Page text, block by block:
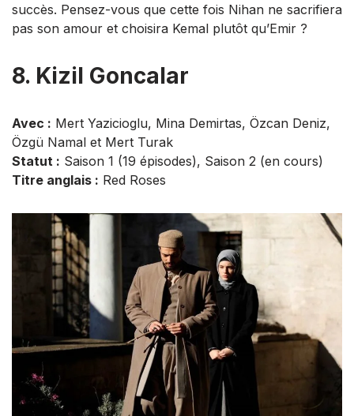
succès. Pensez-vous que cette fois Nihan ne sacrifiera
pas son amour et choisira Kemal plutôt qu’Emir ?
8. Kizil Goncalar
Avec : Mert Yazicioglu, Mina Demirtas, Özcan Deniz,
Özgü Namal et Mert Turak
Statut : Saison 1 (19 épisodes), Saison 2 (en cours)
Titre anglais : Red Roses